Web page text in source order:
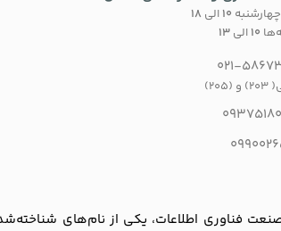
۱۰ الی ۱۸
۱۰ الی۱۳
021-
(205)
اطلاعات، یکی از نام‌های شناخته‌شده